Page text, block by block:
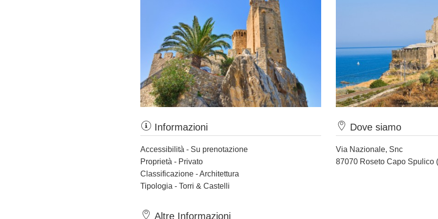
Informazioni
Accessibilità - Su prenotazione
Proprietà - Privato
Classificazione - Architettura
Tipologia - Torri & Castelli
Dove siamo
Via Nazionale, Snc
87070 Roseto Capo Spulico
Altre Informazioni